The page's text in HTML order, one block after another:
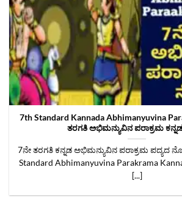
7th Standard Kannada Abhimanyuvina
ತರಗತಿ ಅಭಿಮನ್ಯುವಿನ ಪರಾಕ್ರಮ
7ನೇ ತರಗತಿ ಕನ್ನಡ ಅಭಿಮನ್ಯುವಿನ ಪರಾಕ್ರಮ ಪದ್ಯದ
Standard Abhimanyuvina Parakrama
[...]